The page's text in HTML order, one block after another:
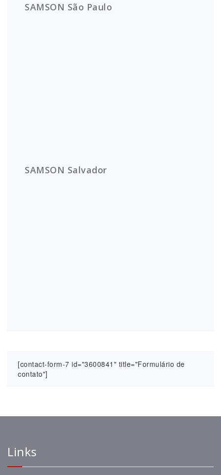
SAMSON São Paulo
SAMSON Salvador
[contact-form-7 id="3600841" title="Formulário de
contato"]
Links